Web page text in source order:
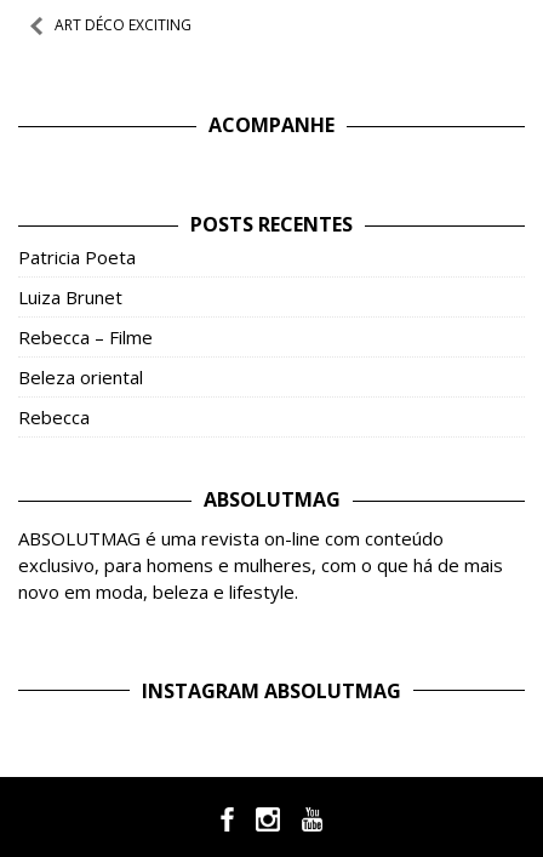
Navegação
ART DÉCO EXCITING
ACOMPANHE
POSTS RECENTES
Patricia Poeta
Luiza Brunet
Rebecca – Filme
Beleza oriental
Rebecca
ABSOLUTMAG
ABSOLUTMAG é uma revista on-line com conteúdo
exclusivo, para homens e mulheres, com o que há de mais
novo em moda, beleza e lifestyle.
INSTAGRAM ABSOLUTMAG